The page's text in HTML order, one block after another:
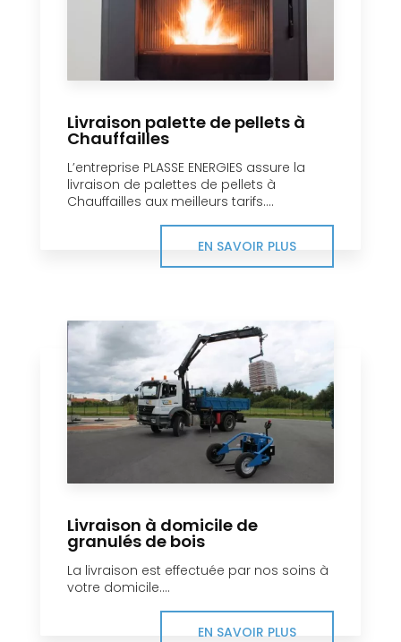
Livraison palette de pellets à
Chauffailles
L’entreprise PLASSE ENERGIES assure la
livraison de palettes de pellets à
Chauffailles aux meilleurs tarifs....
EN SAVOIR PLUS
Livraison à domicile de
granulés de bois
La livraison est effectuée par nos soins à
votre domicile....
EN SAVOIR PLUS